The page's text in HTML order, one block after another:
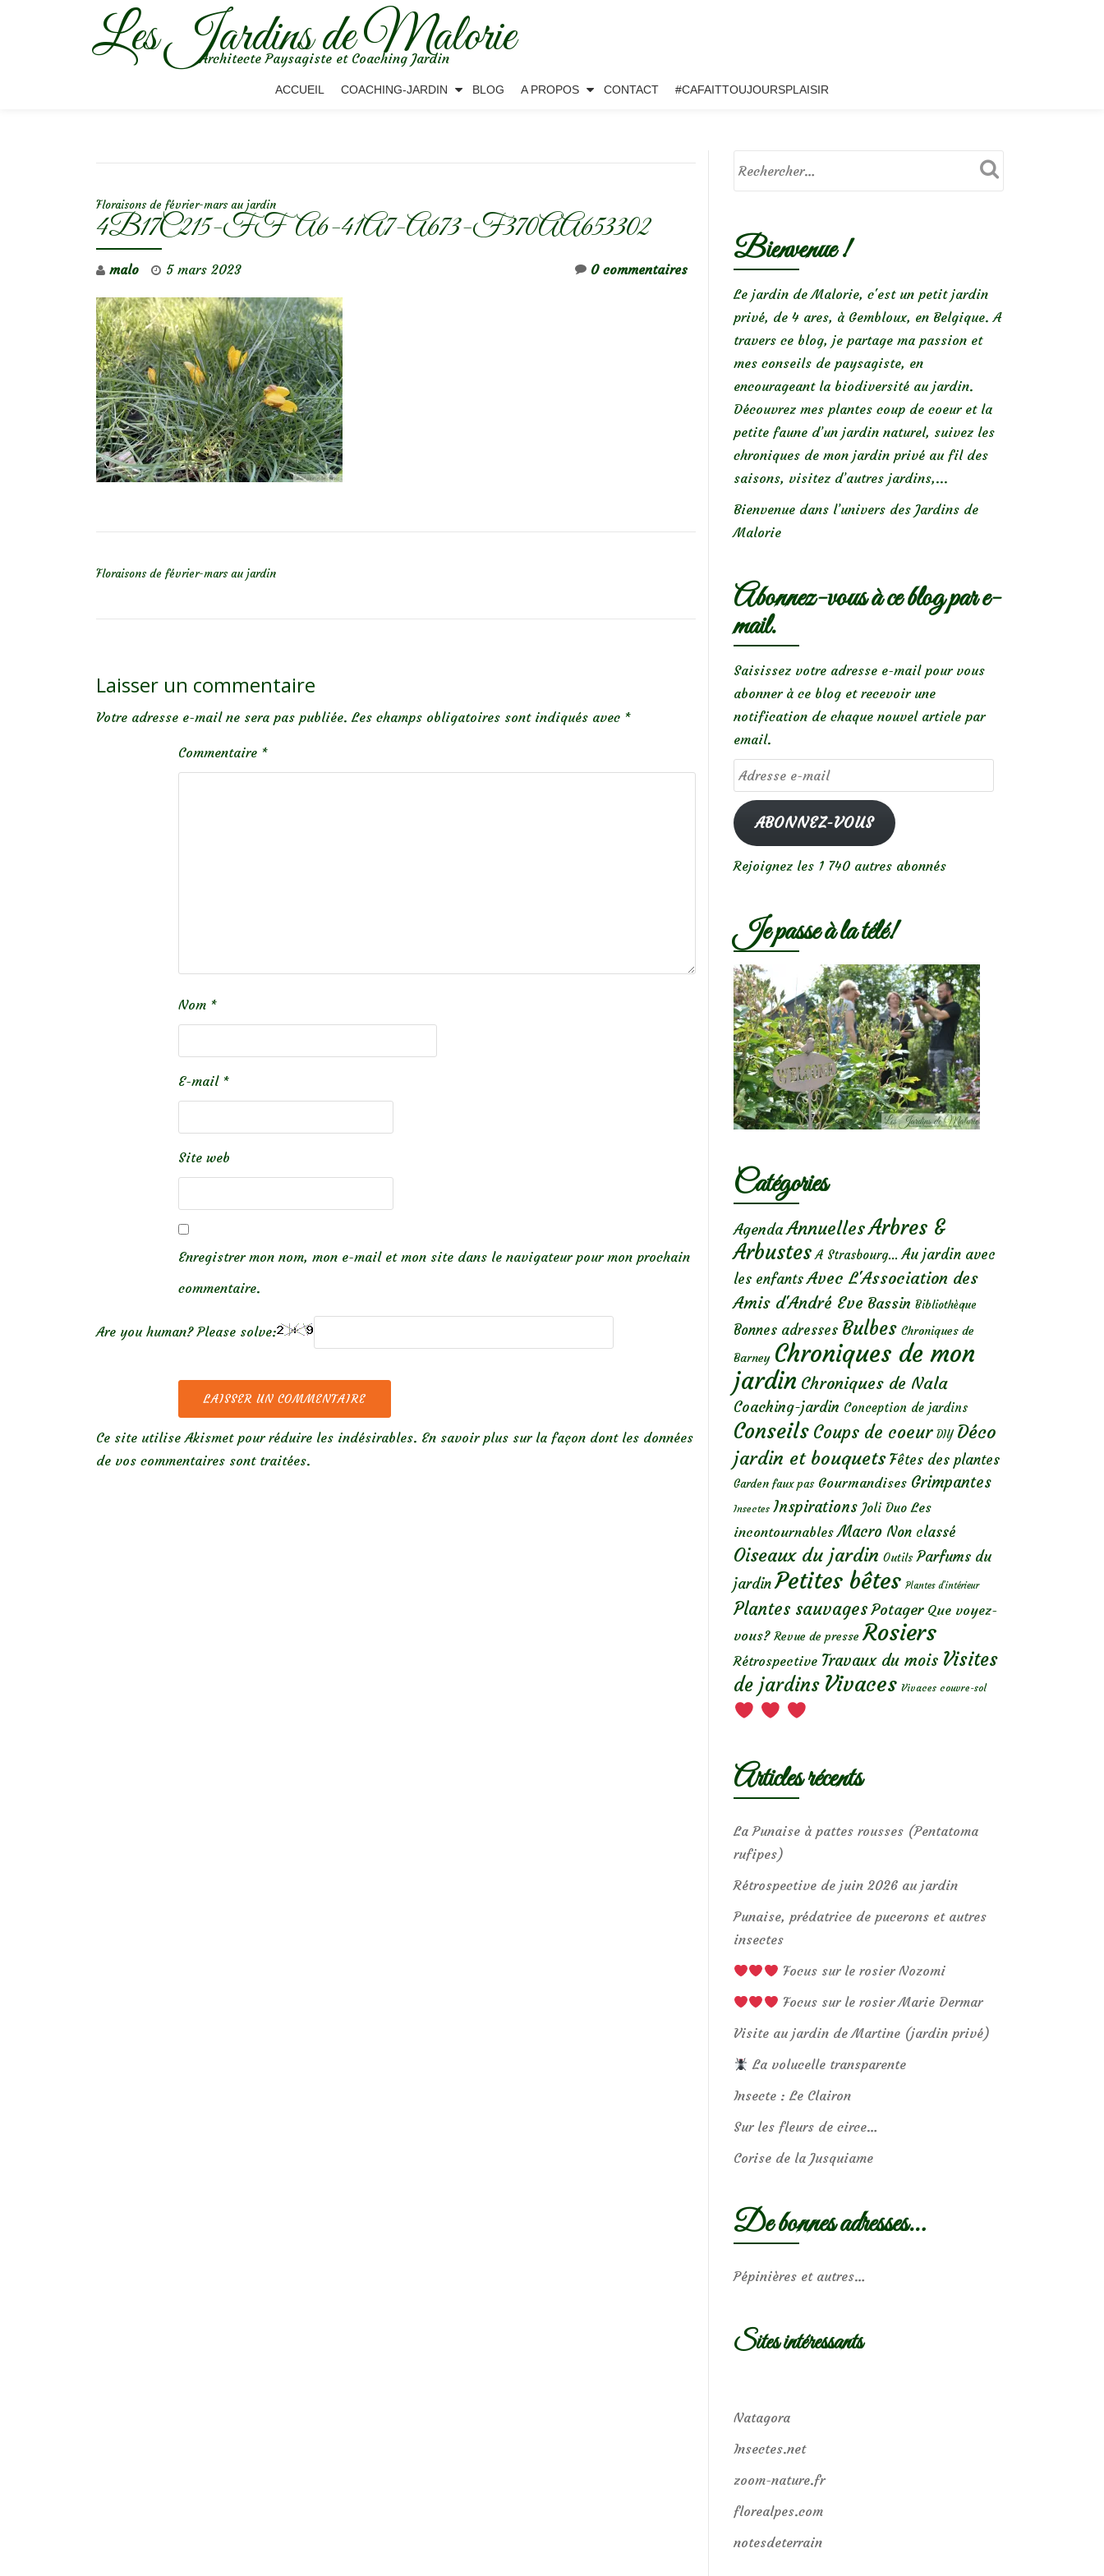
Les Jardins de Malorie
Architecte Paysagiste et Coaching Jardin
ACCUEIL COACHING-JARDIN BLOG A PROPOS CONTACT #CAFAITTOUJOURSPLAISIR
Floraisons de février-mars au jardin
4B17C215-FFA6-41A7-A673-F370AA653302
malo 5 mars 2023 0 commentaires
Floraisons de février-mars au jardin
Laisser un commentaire
Votre adresse e-mail ne sera pas publiée. Les champs obligatoires sont indiqués avec *
Commentaire *
Nom *
E-mail *
Site web
Enregistrer mon nom, mon e-mail et mon site dans le navigateur pour mon prochain
commentaire.
Are you human? Please solve:
Ce site utilise Akismet pour réduire les indésirables. En savoir plus sur la façon dont les données
de vos commentaires sont traitées.
Bienvenue !
Le jardin de Malorie, c'est un petit jardin
privé, de 4 ares, à Gembloux, en Belgique. A
travers ce blog, je partage ma passion et
mes conseils de paysagiste, en
encourageant la biodiversité au jardin.
Découvrez mes plantes coup de coeur et la
petite faune d’un jardin naturel, suivez les
chroniques de mon jardin privé au fil des
saisons, visitez d’autres jardins,...
Bienvenue dans l’univers des Jardins de
Malorie
Abonnez-vous à ce blog par e-
mail.
Saisissez votre adresse e-mail pour vous
abonner à ce blog et recevoir une
notification de chaque nouvel article par
email.
Adresse
e-
mailABONNEZ-VOUS
Rejoignez les 1 740 autres abonnés
Je passe à la télé!
Catégories
Agenda AnnuellesArbres &
Arbustes A Strasbourg... Au jardin avec
les enfants Avec L'Association des
Amis d'André Eve Bassin Bibliothèque
Bonnes adresses Bulbes Chroniques de
Barney Chroniques de mon
jardin Chroniques de Nala
Coaching-jardin Conception de jardins
Conseils Coups de coeur DIY Déco
jardin et bouquets Fêtes des plantes
Garden faux pas Gourmandises Grimpantes
Insectes Inspirations Joli Duo Les
incontournables Macro Non classé
Oiseaux du jardin Outils Parfums du
jardin Petites bêtes Plantes d’intérieur
Plantes sauvages Potager Que voyez-
vous? Revue de presse Rosiers
Rétrospective Travaux du mois Visites
de jardins Vivaces Vivaces couvre-sol
Articles récents
La Punaise à pattes rousses (Pentatoma
rufipes)
Rétrospective de juin 2026 au jardin
Punaise, prédatrice de pucerons et autres
insectes
Focus sur le rosier Nozomi
Focus sur le rosier Marie Dermar
Visite au jardin de Martine (jardin privé)
La volucelle transparente
Insecte : Le Clairon
Sur les fleurs de circe…
Corise de la Jusquiame
De bonnes adresses…
Pépinières et autres…
Sites intéressants
Natagora
Insectes.net
zoom-nature.fr
florealpes.com
notesdeterrain